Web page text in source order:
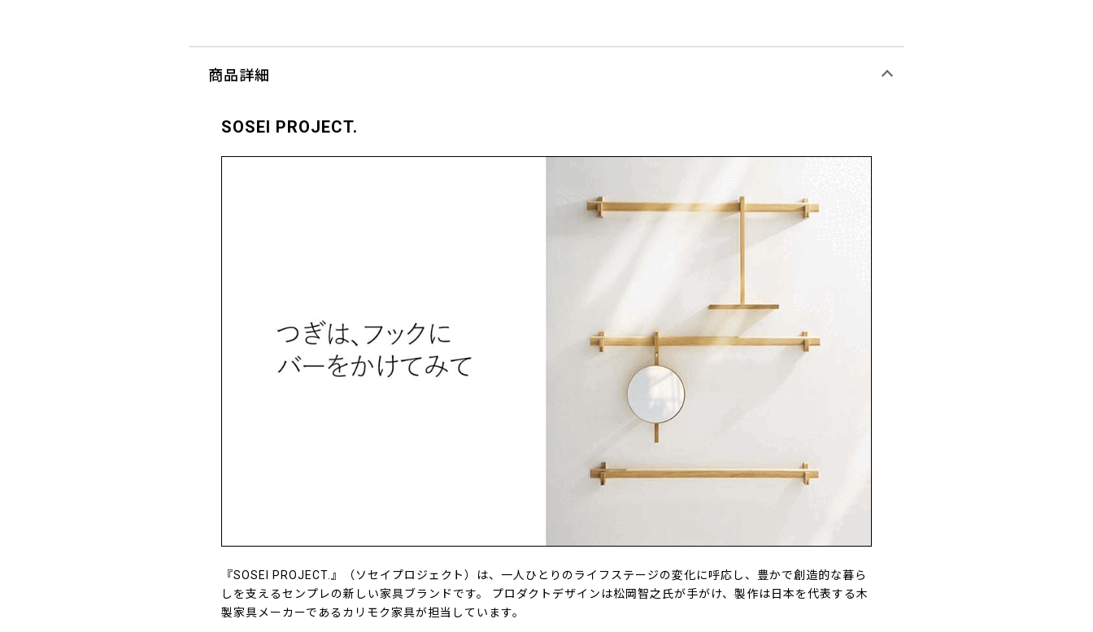
商品詳細
SOSEI PROJECT.
『SOSEI PROJECT.』（ソセイプロジェクト）は、一人ひとりのライフステージの変化に呼応し、豊かで創造的な暮ら
しを支えるセンプレの新しい家具ブランドです。 プロダクトデザインは松岡智之氏が手がけ、製作は日本を代表する木
製家具メーカーであるカリモク家具が担当しています。